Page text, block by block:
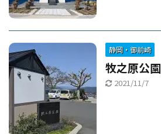
静岡・御前崎
牧之原公園
2021/11/7